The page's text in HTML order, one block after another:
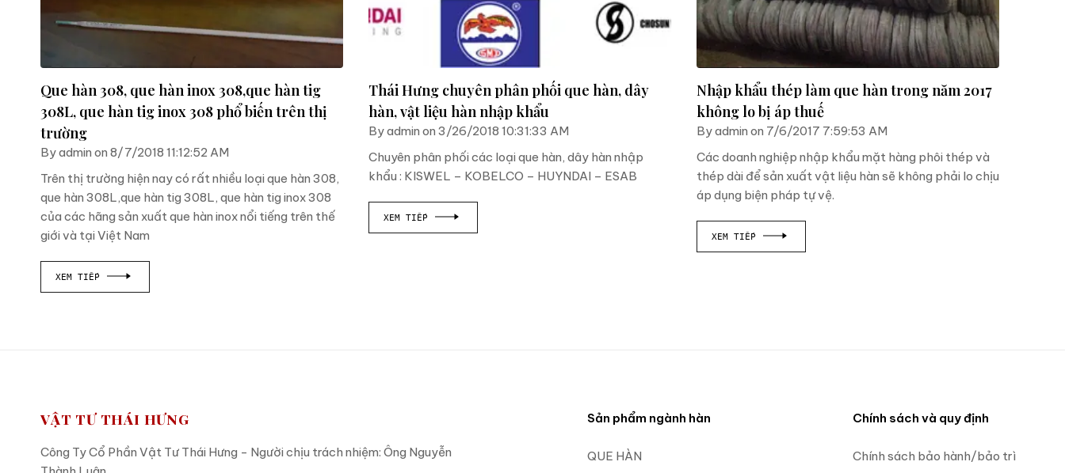
Que hàn 308, que hàn inox 308,que hàn tig
308L, que hàn tig inox 308 phổ biến trên thị
trường
By admin on 8/7/2018 11:12:52 AM
Trên thị trường hiện nay có rất nhiều loại que hàn 308,
que hàn 308L,que hàn tig 308L, que hàn tig inox 308
của các hãng sản xuất que hàn inox nổi tiếng trên thế
giới và tại Việt Nam
XEM TIẾP
Thái Hưng chuyên phân phối que hàn, dây
hàn, vật liệu hàn nhập khẩu
By admin on 3/26/2018 10:31:33 AM
Chuyên phân phối các loại que hàn, dây hàn nhập
khẩu : KISWEL – KOBELCO – HUYNDAI – ESAB
XEM TIẾP
Nhập khẩu thép làm que hàn trong năm 2017
không lo bị áp thuế
By admin on 7/6/2017 7:59:53 AM
Các doanh nghiệp nhập khẩu mặt hàng phôi thép và
thép dài để sản xuất vật liệu hàn sẽ không phải lo chịu
áp dụng biện pháp tự vệ.
XEM TIẾP
VẬT TƯ THÁI HƯNG
Công Ty Cổ Phần Vật Tư Thái Hưng - Người chịu trách nhiệm: Ông Nguyễn
Sản phẩm ngành hàn
QUE HÀN
Chính sách và quy định
Chính sách bảo hành/bảo trì